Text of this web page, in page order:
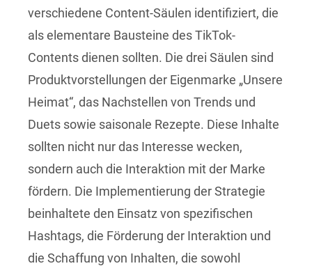
verschiedene Content-Säulen identifiziert, die
als elementare Bausteine des TikTok-
Contents dienen sollten. Die drei Säulen sind
Produktvorstellungen der Eigenmarke „Unsere
Heimat“, das Nachstellen von Trends und
Duets sowie saisonale Rezepte. Diese Inhalte
sollten nicht nur das Interesse wecken,
sondern auch die Interaktion mit der Marke
fördern. Die Implementierung der Strategie
beinhaltete den Einsatz von spezifischen
Hashtags, die Förderung der Interaktion und
die Schaffung von Inhalten, die sowohl